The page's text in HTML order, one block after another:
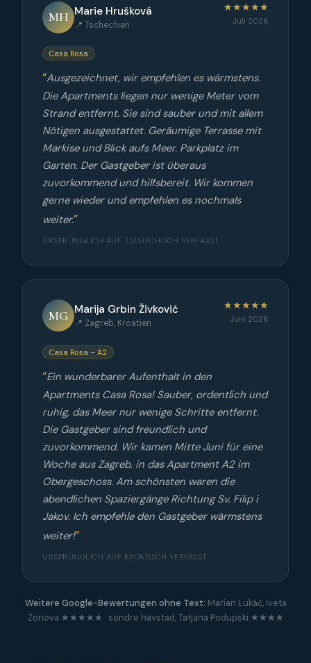
MH Marie Hrušková
📍 Tschechien
★★★★★
Juli 2026
Casa Rosa
Ausgezeichnet, wir empfehlen es wärmstens.
Die Apartments liegen nur wenige Meter vom
Strand entfernt. Sie sind sauber und mit allem
Nötigen ausgestattet. Geräumige Terrasse mit
Markise und Blick aufs Meer. Parkplatz im
Garten. Der Gastgeber ist überaus
zuvorkommend und hilfsbereit. Wir kommen
gerne wieder und empfehlen es nochmals
weiter.
URSPRÜNGLICH AUF TSCHECHISCH VERFASST
MG Marija Grbin Živković
📍 Zagreb, Kroatien
★★★★★
Juni 2026
Casa Rosa – A2
Ein wunderbarer Aufenthalt in den
Apartments Casa Rosa! Sauber, ordentlich und
ruhig, das Meer nur wenige Schritte entfernt.
Die Gastgeber sind freundlich und
zuvorkommend. Wir kamen Mitte Juni für eine
Woche aus Zagreb, in das Apartment A2 im
Obergeschoss. Am schönsten waren die
abendlichen Spaziergänge Richtung Sv. Filip i
Jakov. Ich empfehle den Gastgeber wärmstens
weiter!
URSPRÜNGLICH AUF KROATISCH VERFASST
Weitere Google-Bewertungen ohne Text: Marian Lukáč, Iveta
Zonova ★★★★★ · sondre havstad, Tatjana Podupski ★★★★